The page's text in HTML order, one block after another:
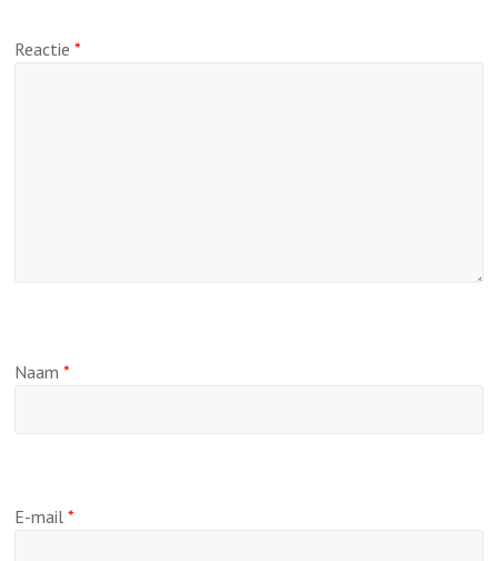
Reactie*
Naam*
E-mail*